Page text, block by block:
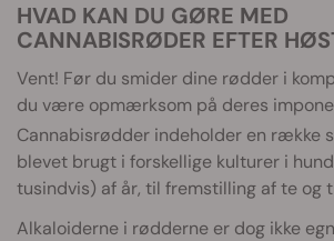
HVAD KAN DU GØRE MED
CANNABISRØDER EFTER
Vent! Før du smider dine rødder i
du være opmærksom på deres
Cannabisrødder indeholder en række
blevet brugt i forskellige kulturer i
tusindvis) af år, til fremstilling af te og
Alkaloiderne i rødderne er dog ikke